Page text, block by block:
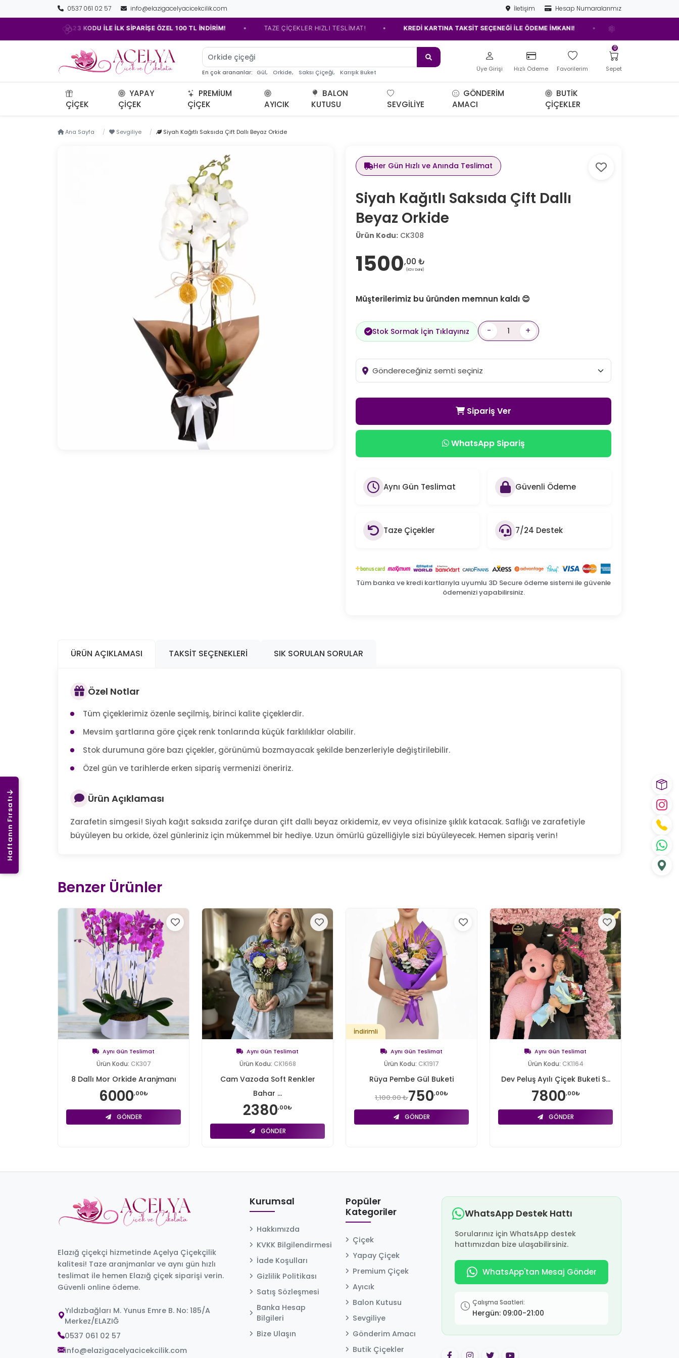
Haftanın Fırsatı
0537 061 02 57 info@elazigacelyacicekcilik.com İletişim Hesap Numaralarımız
ACELYA23 KODU İLE İLK SİPARİŞE ÖZEL 100 TL İNDİRİM! • TAZE ÇİÇEKLER HIZLI TESLİMAT! • KREDİ KARTINA TAKSİT SEÇENEĞİ İLE ÖDEME İMKANI! • ELAZIĞ'IN EN İYİ ÇİÇEKÇİSİ!
Orkide çiçeği
En çok arananlar: Gül, Orkide, Saksı Çiçeği, Karışık Buket Üye Girişi Hızlı Ödeme Favorilerim Sepet
0
ÇIÇEK
YAPAY
ÇIÇEK
PREMIUM
ÇIÇEK
AYICIK
BALON
KUTUSU
SEVGILIYE
GÖNDERIM
AMACI
BUTIK
ÇIÇEKLER
Ana Sayfa Sevgiliye Siyah Kağıtlı Saksıda Çift Dallı Beyaz Orkide
Her Gün Hızlı ve Anında Teslimat
Siyah Kağıtlı Saksıda Çift Dallı
Beyaz Orkide
Ürün Kodu: CK308
1500,00 ₺
(KDV Dahil)
Müşterilerimiz bu üründen memnun kaldı 😊
Stok Sormak İçin Tıklayınız - +
Sipariş Ver
WhatsApp Sipariş
Aynı Gün Teslimat Güvenli Ödeme
Taze Çiçekler 7/24 Destek
Tüm banka ve kredi kartlarıyla uyumlu 3D Secure ödeme sistemi ile güvenle
ödemenizi yapabilirsiniz.
ÜRÜN AÇIKLAMASI TAKSIT SEÇENEKLERI SIK SORULAN SORULAR
Özel Notlar
Tüm çiçeklerimiz özenle seçilmiş, birinci kalite çiçeklerdir.
Mevsim şartlarına göre çiçek renk tonlarında küçük farklılıklar olabilir.
Stok durumuna göre bazı çiçekler, görünümü bozmayacak şekilde benzerleriyle değiştirilebilir.
Özel gün ve tarihlerde erken sipariş vermenizi öneririz.
Ürün Açıklaması
Zarafetin simgesi! Siyah kağıt saksıda zarifçe duran çift dallı beyaz orkidemiz, ev veya ofisinize şıklık katacak. Saflığı ve zarafetiyle
büyüleyen bu orkide, özel günleriniz için mükemmel bir hediye. Uzun ömürlü güzelliğiyle sizi büyüleyecek. Hemen sipariş verin!
Benzer Ürünler
Aynı Gün Teslimat
Ürün Kodu: CK307
8 Dallı Mor Orkide Aranjmanı
6000,00₺
GÖNDER
Aynı Gün Teslimat
Ürün Kodu: CK1668
Cam Vazoda Soft Renkler
Bahar ...
2380,00₺
GÖNDER
İndirimli
Aynı Gün Teslimat
Ürün Kodu: CK1917
Rüya Pembe Gül Buketi
1,100.00 ₺750,00₺
GÖNDER
Aynı Gün Teslimat
Ürün Kodu: CK1164
Dev Peluş Ayılı Çiçek Buketi S...
7800,00₺
GÖNDER
Elazığ çiçekçi hizmetinde Açelya Çiçekçilik
kalitesi! Taze aranjmanlar ve aynı gün hızlı
teslimat ile hemen Elazığ çiçek siparişi verin.
Güvenli online ödeme.
Yıldızbağları M. Yunus Emre B. No: 185/A
Merkez/ELAZIĞ
0537 061 02 57
info@elazigacelyacicekcilik.com
Kurumsal
Hakkımızda
KVKK Bilgilendirmesi
İade Koşulları
Gizlilik Politikası
Satış Sözleşmesi
Banka Hesap
Bilgileri
Bize Ulaşın
Popüler
Kategoriler
Çiçek
Yapay Çiçek
Premium Çiçek
Ayıcık
Balon Kutusu
Sevgiliye
Gönderim Amacı
Butik Çiçekler
WhatsApp Destek Hattı
Sorularınız için WhatsApp destek
hattımızdan bize ulaşabilirsiniz.
WhatsApp'tan Mesaj Gönder
Çalışma Saatleri:
Hergün: 09:00-21:00